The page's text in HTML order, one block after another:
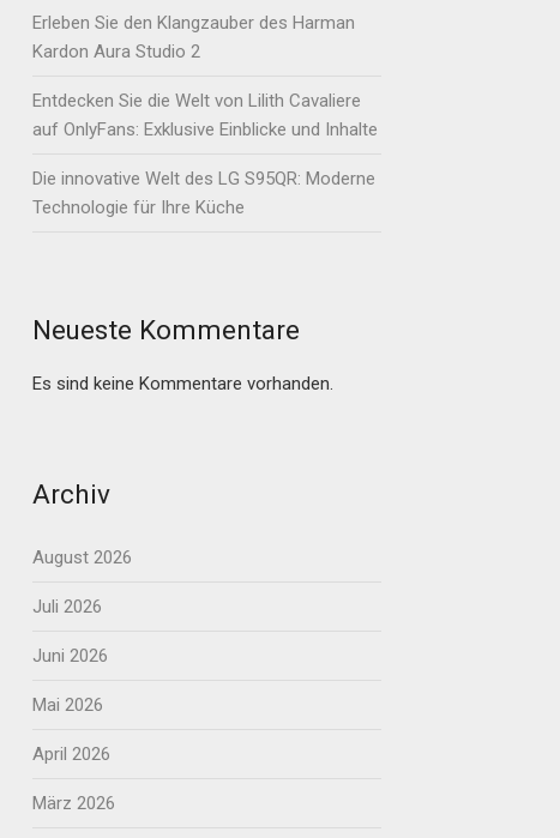
Erleben Sie den Klangzauber des Harman
Kardon Aura Studio 2
Entdecken Sie die Welt von Lilith Cavaliere
auf OnlyFans: Exklusive Einblicke und Inhalte
Die innovative Welt des LG S95QR: Moderne
Technologie für Ihre Küche
Neueste Kommentare
Es sind keine Kommentare vorhanden.
Archiv
August 2026
Juli 2026
Juni 2026
Mai 2026
April 2026
März 2026